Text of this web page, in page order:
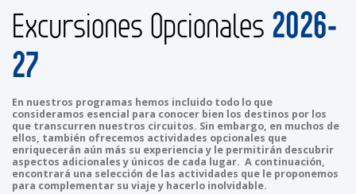
Excursiones Opcionales 2026-
27
En nuestros programas hemos incluido todo lo que
consideramos esencial para conocer bien los destinos por los
que transcurren nuestros circuitos. Sin embargo, en muchos de
ellos, también ofrecemos actividades opcionales que
enriquecerán aún más su experiencia y le permitirán descubrir
aspectos adicionales y únicos de cada lugar. A continuación,
encontrará una selección de las actividades que le proponemos
para complementar su viaje y hacerlo inolvidable.